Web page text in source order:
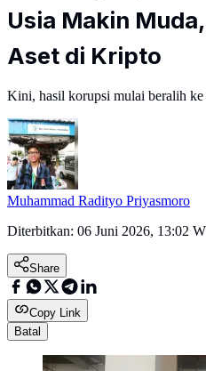
Usia Makin
Aset di Kripto
Kini, hasil korupsi mulai beralih
Muhammad Radityo Priyasmoro
Diterbitkan: 06 Juni 2026, 13:02
Share
Copy Link
Batal